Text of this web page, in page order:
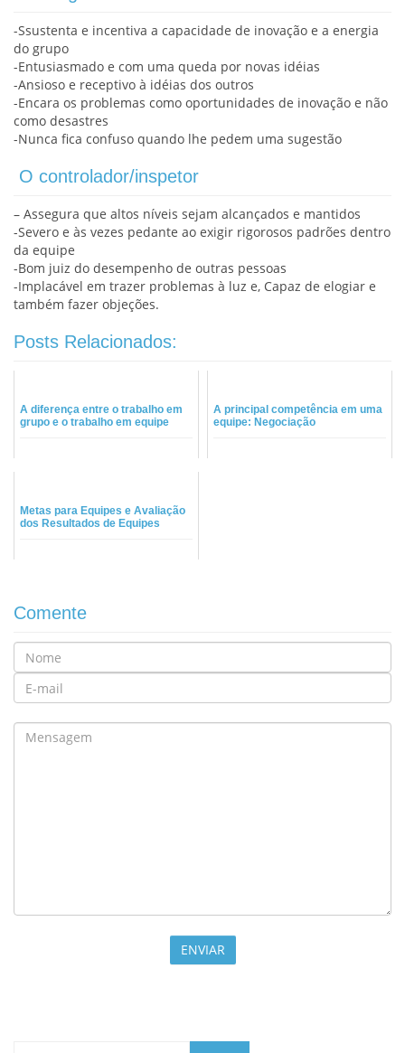
-Ssustenta e incentiva a capacidade de inovação e a energia
do grupo
-Entusiasmado e com uma queda por novas idéias
-Ansioso e receptivo à idéias dos outros
-Encara os problemas como oportunidades de inovação e não
como desastres
-Nunca fica confuso quando lhe pedem uma sugestão
O controlador/inspetor
– Assegura que altos níveis sejam alcançados e mantidos
-Severo e às vezes pedante ao exigir rigorosos padrões dentro
da equipe
-Bom juiz do desempenho de outras pessoas
-Implacável em trazer problemas à luz e, Capaz de elogiar e
também fazer objeções.
Posts Relacionados:
A diferença entre o trabalho em
grupo e o trabalho em equipe
A principal competência em uma
equipe: Negociação
Metas para Equipes e Avaliação
dos Resultados de Equipes
Comente